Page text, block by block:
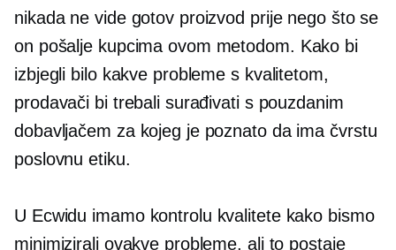
nikada ne vide gotov proizvod prije nego što se
on pošalje kupcima ovom metodom. Kako bi
izbjegli bilo kakve probleme s kvalitetom,
prodavači bi trebali surađivati ​​s pouzdanim
dobavljačem za kojeg je poznato da ima čvrstu
poslovnu etiku.
U Ecwidu imamo kontrolu kvalitete kako bismo
minimizirali ovakve probleme, ali to postaje